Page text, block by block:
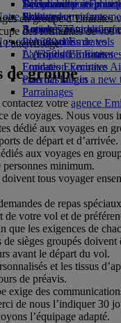
Boissons
flotte
Boeing 777
L’A380 d’Emirates
L’A350 d’Emirates
Emirates Executive
Plan des sièges
Divertissements pour
Jouets pour enfants
Activités pour les
La durabilité en
Politique
Rapports
communautés
La Fondation
Fondation Emirates
external link in a new
Parrainages
Se connecter à
Skywards+
Téléphone portable
Emirates
Annuler ou modifier
Perturbations de vols
À propos d’Emirates
en groupe d’Emirates
des formalités de vos
l’atterrissage.
de groupe
votre agence
de voyages. Nous vous
dédié aux voyages en
de départ et d’arrivée.
aux voyages en
personnes minimum.
doivent tous voyager
de repas
de votre vol et de
que les exigences de
de sièges groupés doivent
avant le départ du vol.
et les tissus
de préavis.
exige des
de nous l’indiquer 30
l’équipage adapté.